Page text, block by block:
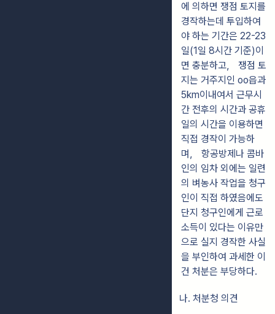
에 의하면 쟁점 토지를
경작하는데 투입하여
야 하는 기간은 22-23
일(1일 8시간 기준)이
면 충분하고， 쟁점 토
지는 거주지인 oo읍과
5km이내여서 근무시
간 전후의 시간과 공휴
일의 시간을 이용하면
직접 경작이 가능하
며， 항공방제나 콤바
인의 임차 외에는 일련
의 벼농사 작업을 청구
인이 직접 하였음에도
단지 청구인에게 근로
소득이 있다는 이유만
으로 실지 경작한 사실
을 부인하여 과세한 이
건 처분은 부당하다.
나. 처분청 의견